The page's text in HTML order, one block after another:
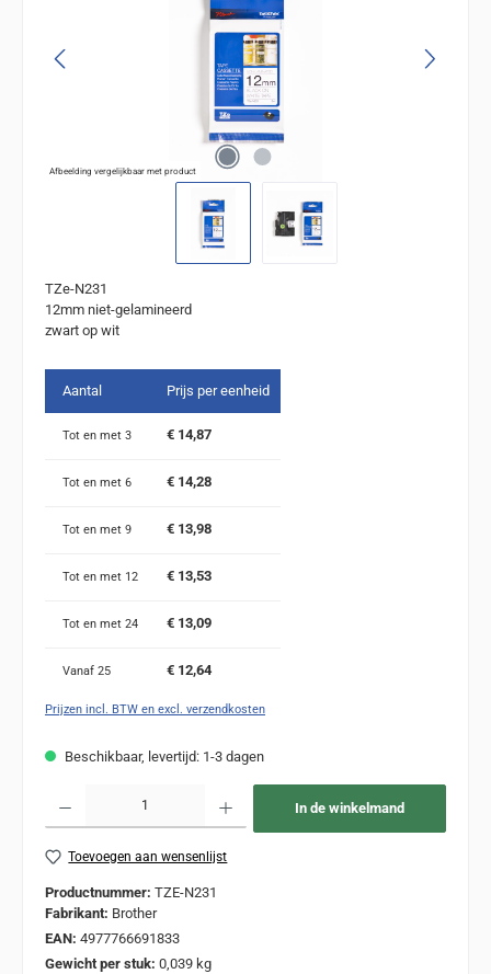
Afbeelding vergelijkbaar met product
TZe-N231
12mm niet-gelamineerd
zwart op wit
Aantal Prijs per eenheid
Tot en met 3 € 14,87
Tot en met 6 € 14,28
Tot en met 9 € 13,98
Tot en met 12 € 13,53
Tot en met 24 € 13,09
Vanaf 25 € 12,64
Prijzen incl. BTW en excl. verzendkosten
Beschikbaar, levertijd: 1-3 dagen
In de winkelmand
Toevoegen aan wensenlijst
Productnummer: TZE-N231
Fabrikant: Brother
EAN: 4977766691833
Gewicht per stuk: 0,039 kg